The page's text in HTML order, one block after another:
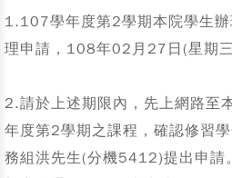
1.107學年度第2學期本院學生
理申請，108年02月27日(星期三
2.請於上述期限內，先上網路至
年度第2學期之課程，確認修習
務組洪先生(分機5412)提出申請